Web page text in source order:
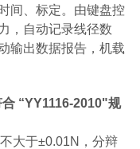
间、标定。由键盘控
，自动记录线径数
输出数据报告，机载
合 “YY1116-2010"规
大于±0.01N，分辩